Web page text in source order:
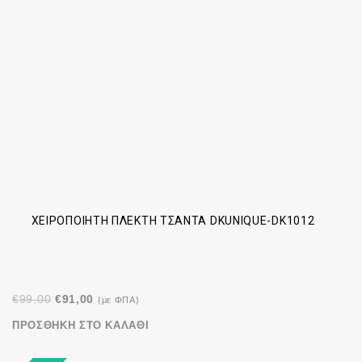
ΧΕΙΡΟΠΟΊΗΤΗ ΠΛΕΚΤΉ ΤΣΆΝΤΑ DKUNIQUE-DK1012
€99,00 Original
€99,00.
€91,00 Η(με ΦΠΑ)
ΠΡΟΣΘΉΚΗ ΣΤΟ ΚΑΛΆΘΙ